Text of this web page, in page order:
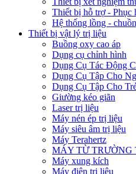
Thiết bị hỗ trợ - Phục
Hệ thống lồng -
Thiết bị vật lý trị liệu
Buồng oxy cao áp
Dụng cụ chỉnh hình
Dụng Cụ Tác Động
Dụng Cụ Tập Cho
Dụng Cụ Tập Cho
Giường kéo giãn
Laser trị liệu
Máy nén ép trị liệu
Máy siêu âm trị liệu
Máy Terahertz
MÁY TỪ TRƯỜNG
Máy xung kích
Máy điện trị liệu